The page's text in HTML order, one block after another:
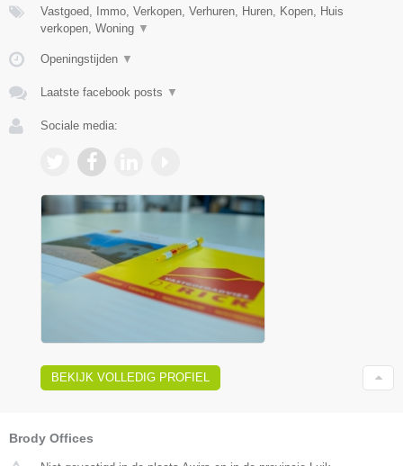
Vastgoed, Immo, Verkopen, Verhuren, Huren, Kopen, Huis
verkopen, Woning ▼
Openingstijden ▼
Laatste facebook posts ▼
Sociale media:
BEKIJK VOLLEDIG PROFIEL
Brody Offices